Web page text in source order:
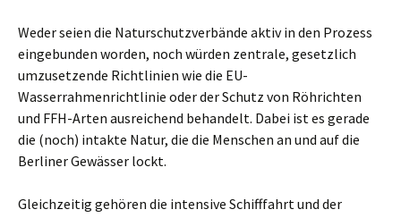
Weder seien die Naturschutzverbände aktiv in den Prozess
eingebunden worden, noch würden zentrale, gesetzlich
umzusetzende Richtlinien wie die EU-
Wasserrahmenrichtlinie oder der Schutz von Röhrichten
und FFH-Arten ausreichend behandelt. Dabei ist es gerade
die (noch) intakte Natur, die die Menschen an und auf die
Berliner Gewässer lockt.
Gleichzeitig gehören die intensive Schifffahrt und der